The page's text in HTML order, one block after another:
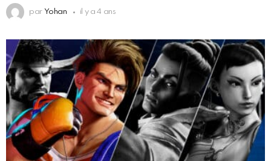
par Yohan il y a 4 ans